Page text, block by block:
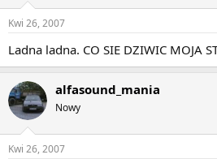
Kwi 26, 2007
Ladna ladna. CO SIE DZIWIC MOJA
alfasound_mania
Nowy
Kwi 26, 2007